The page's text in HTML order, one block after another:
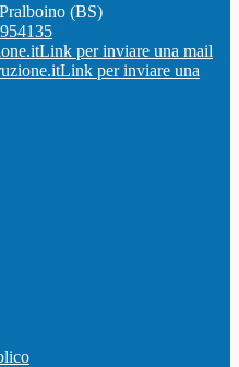
(BS)
Link per inviare una mail
Link per inviare una